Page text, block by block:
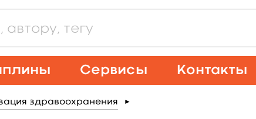
Сервисы Контакты
здравоохранения ►